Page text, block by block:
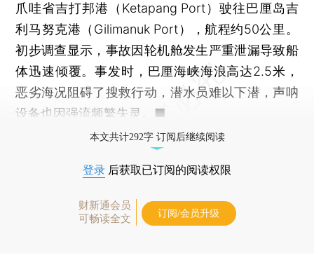
爪哇省吉打邦港（Ketapang Port）驶往巴厘岛吉
利马努克港（Gilimanuk Port），航程约50公里。
初步调查显示，事故因轮机舱发生严重泄漏导致船
体迅速倾覆。事发时，巴厘海峡海浪高达2.5米，
恶劣海况阻碍了搜救行动，潜水员难以下潜，声呐
设备也因强流频繁失灵。■
本文共计292字 订阅后继续阅读
登录 后获取已订阅的阅读权限
财新通会员
可畅读全文
订阅/会员升级